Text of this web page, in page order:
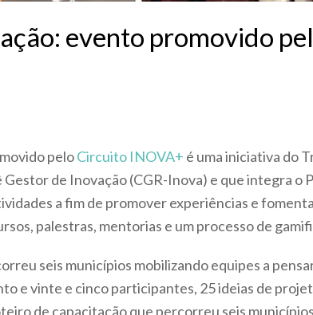
evento promovido
peloCircuito INOVA+ é uma iniciativa do
de Inovação (CGR-Inova) e que integra o
a fim de promover experiências e
palestras, mentorias e um processo de
seis municípios mobilizando equipes a
e vinte e cinco participantes, 25 ideias de
de capacitação que percorreu seis